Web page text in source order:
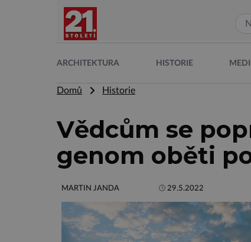
ARCHITEKTURA HISTORIE
Domů Historie
Vědcům se
genom oběti
MARTIN JANDA 29.5.2022